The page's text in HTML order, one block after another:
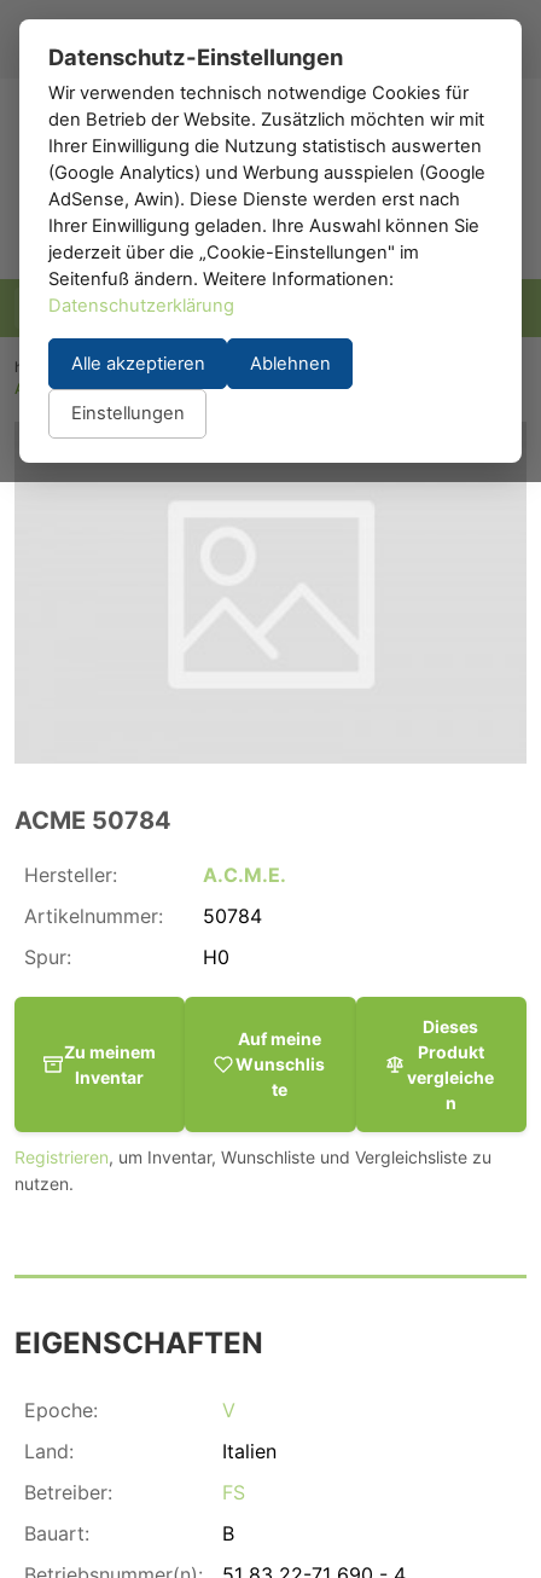
h0 .de
h0.eu Modelleisenbahn / Waggons / Personenwaggons
A.C.M.E. 50784: ACME 50784
ACME 50784
Hersteller:
A.C.M.E.
Artikelnummer:
50784
Spur:
H0
Zu meinem
Inventar
Auf meine
Wunschlis
te
Dieses
Produkt
vergleiche
n
Registrieren, um Inventar, Wunschliste und Vergleichsliste zu
nutzen.
EIGENSCHAFTEN
Epoche:
V
Land:
Italien
Betreiber:
FS
Bauart:
B
Datenschutz-Einstellungen
Wir verwenden technisch notwendige Cookies für
den Betrieb der Website. Zusätzlich möchten wir mit
Ihrer Einwilligung die Nutzung statistisch auswerten
(Google Analytics) und Werbung ausspielen (Google
AdSense, Awin). Diese Dienste werden erst nach
Ihrer Einwilligung geladen. Ihre Auswahl können Sie
jederzeit über die „Cookie-Einstellungen" im
Seitenfuß ändern. Weitere Informationen:
Datenschutzerklärung
Alle akzeptieren Ablehnen
Einstellungen